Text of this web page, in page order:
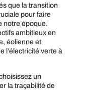
que la transition
pour faire
notre époque.
ambitieux en
éolienne et
l’électricité verte à
un
la traçabilité de